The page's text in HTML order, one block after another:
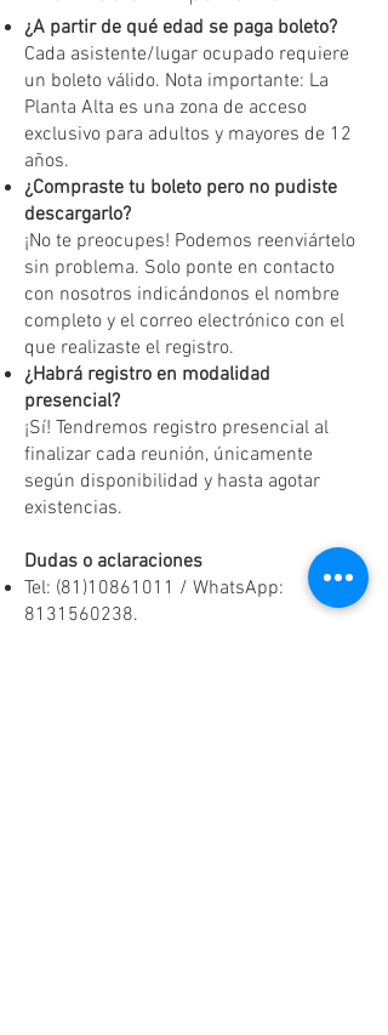
¿A partir de qué edad se paga boleto?
Cada asistente/lugar ocupado requiere
un boleto válido. Nota importante: La
Planta Alta es una zona de acceso
exclusivo para adultos y mayores de 12
años.
¿Compraste tu boleto pero no pudiste
descargarlo?
¡No te preocupes! Podemos reenviártelo
sin problema. Solo ponte en contacto
con nosotros indicándonos el nombre
completo y el correo electrónico con el
que realizaste el registro.
¿Habrá registro en modalidad
presencial?
¡Sí! Tendremos registro presencial al
finalizar cada reunión, únicamente
según disponibilidad y hasta agotar
existencias.
Dudas o aclaraciones
Tel: (81)10861011 / WhatsApp:
8131560238.